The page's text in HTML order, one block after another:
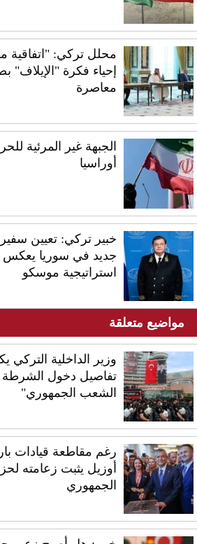
محلل تركي: "اتفاقية
إحياء فكرة "الإيلاف"
معاصرة
الجبهة غير المرئية
أوراسيا
خبير تركي: تعيين
جديد في سوريا يعكس
استراتيجية موسكو
مواضيع متعلقة
وزير الداخلية
تفاصيل دخول
الشعب الجمهوري"
رغم مقاطعة قيادات
أوزيل يثبت زعامته
الجمهوري